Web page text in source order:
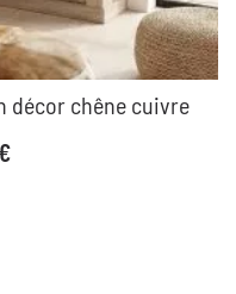
décor chêne cuivre